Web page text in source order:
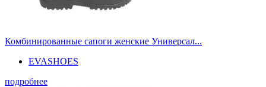
Комбинированные сапоги женские Универсал...
EVASHOES
подробнее